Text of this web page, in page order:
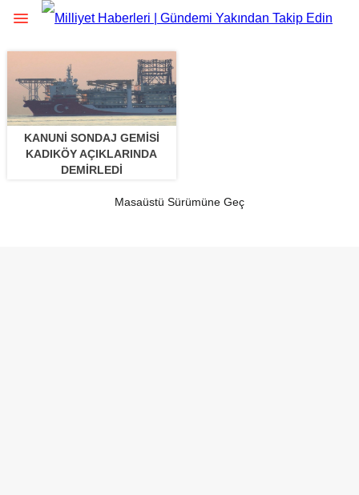
KANUNI SONDAJ GEMISI
KADIKÖY AÇIKLARINDA
DEMIRLEDI
Masaüstü Sürümüne Geç